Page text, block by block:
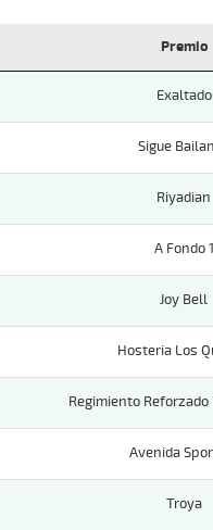
Premio
Exaltado
Sigue
Riyadian
A Fondo 1
Joy Bell
Hosteria Los
Regimiento
Avenida
Troya